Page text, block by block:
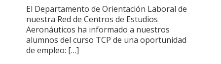
El Departamento de Orientación Laboral de
nuestra Red de Centros de Estudios
Aeronáuticos ha informado a nuestros
alumnos del curso TCP de una oportunidad
de empleo: […]